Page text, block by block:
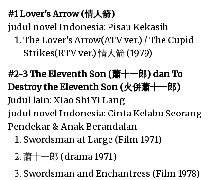
#1 Lover's Arrow (情人箭)
judul novel Indonesia: Pisau Kekasih
The Lover's Arrow(ATV ver.) / The Cupid
Strikes(RTV ver.) 情人箭 (1979)
#2-3 The Eleventh Son (蕭十一郎) dan To
Destroy the Eleventh Son (火併蕭十一郎)
Judul lain: Xiao Shi Yi Lang
judul novel Indonesia: Cinta Kelabu Seorang
Pendekar & Anak Berandalan
Swordsman at Large (Film 1971)
蕭十一郎 (drama 1971)
Swordsman and Enchantress (Film 1978)